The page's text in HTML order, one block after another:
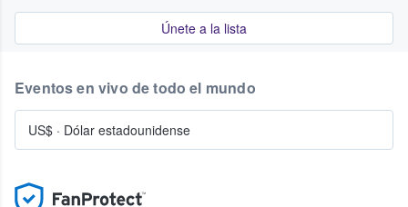
Únete a la lista
Eventos en vivo de todo el mundo
US$ · Dólar estadounidense